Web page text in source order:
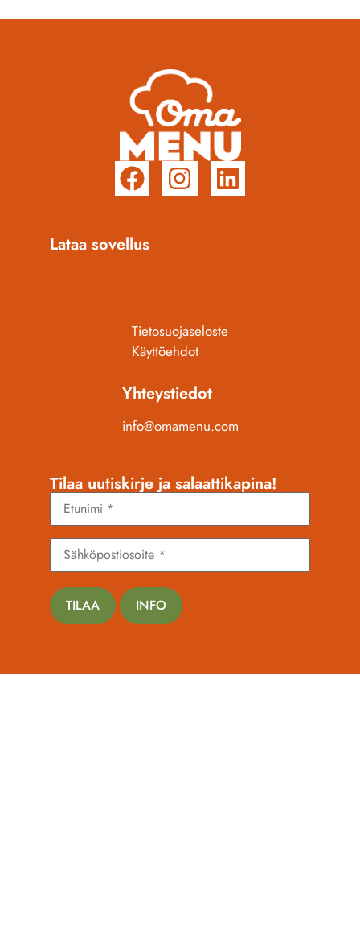
Lataa sovellus
Tietosuojaseloste
Käyttöehdot
Yhteystiedot
info@omamenu.com
Tilaa uutiskirje ja salaattikapina!
TILAA INFO